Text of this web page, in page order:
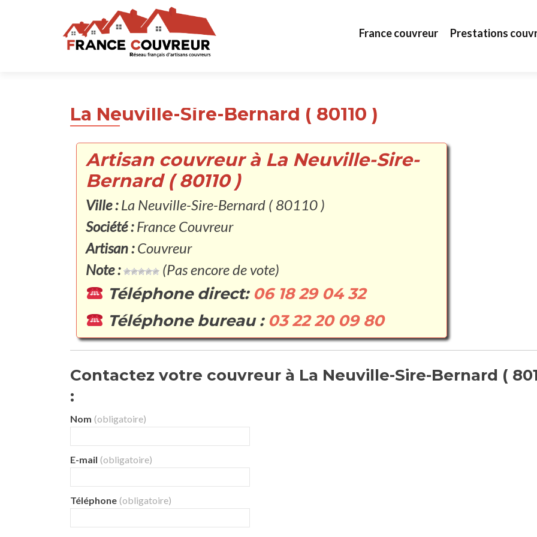
France couvreur Prestations
La Neuville-Sire-Bernard ( 80110 )
Artisan couvreur à La Neuville-Sire-
Bernard ( 80110 )
Ville :La Neuville-Sire-Bernard ( 80110 )
Société :France Couvreur
Artisan :Couvreur
Note :
(Pas encore de vote)
Téléphone direct: 06 18 29 04 32
Téléphone bureau : 03 22 20 09 80
Contactez votre couvreur à La Neuville-Sire-Bernard (
:
Nom (obligatoire)
E-mail (obligatoire)
Téléphone (obligatoire)